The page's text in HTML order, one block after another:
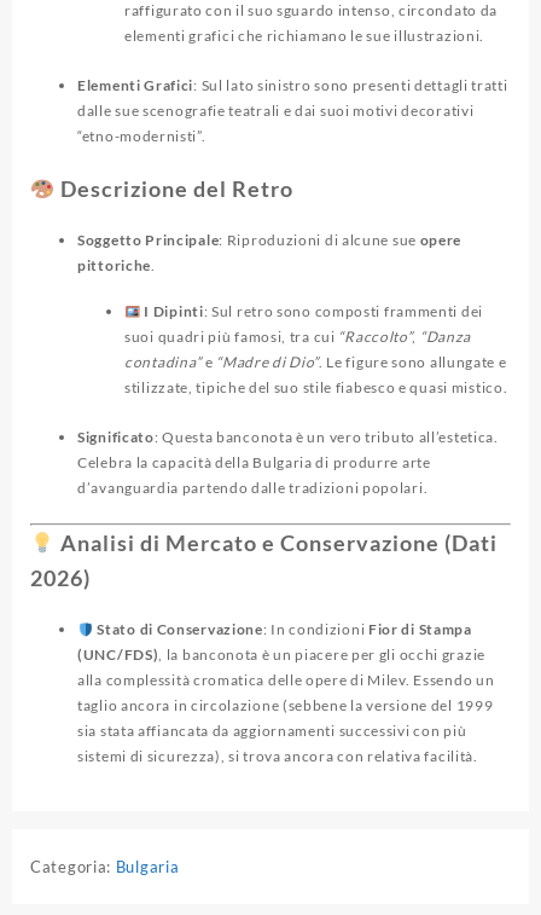
raffigurato con il suo sguardo intenso, circondato da
elementi grafici che richiamano le sue illustrazioni.
Elementi Grafici: Sul lato sinistro sono presenti dettagli tratti
dalle sue scenografie teatrali e dai suoi motivi decorativi
“etno-modernisti”.
Descrizione del Retro
Soggetto Principale: Riproduzioni di alcune sue opere
pittoriche.
I Dipinti: Sul retro sono composti frammenti dei
suoi quadri più famosi, tra cui “Raccolto”, “Danza
contadina”e “Madre di Dio”. Le figure sono allungate e
stilizzate, tipiche del suo stile fiabesco e quasi mistico.
Significato: Questa banconota è un vero tributo all’estetica.
Celebra la capacità della Bulgaria di produrre arte
d’avanguardia partendo dalle tradizioni popolari.
Analisi di Mercato e Conservazione (Dati
2026)
Stato di Conservazione: In condizioni Fior di Stampa
(UNC/FDS), la banconota è un piacere per gli occhi grazie
alla complessità cromatica delle opere di Milev. Essendo un
taglio ancora in circolazione (sebbene la versione del 1999
sia stata affiancata da aggiornamenti successivi con più
sistemi di sicurezza), si trova ancora con relativa facilità.
Categoria: Bulgaria